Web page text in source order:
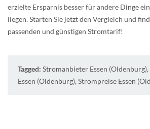
erzielte Ersparnis besser für andere Dinge
liegen. Starten Sie jetzt den Vergleich und
passenden und günstigen Stromtarif!
Tagged: Stromanbieter Essen (Oldenburg),
Essen (Oldenburg), Strompreise Essen